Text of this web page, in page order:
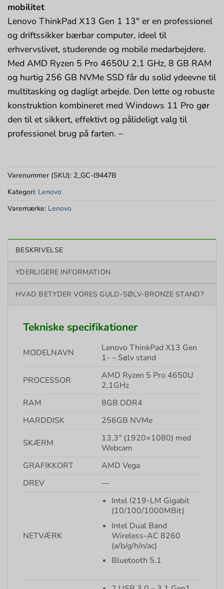
mobilitet
Lenovo ThinkPad X13 Gen 1 13″ er en professionel
og driftssikker bærbar computer, ideel til
erhvervslivet, studerende og mobile medarbejdere.
Med AMD Ryzen 5 Pro 4650U 2,1 GHz, 8 GB RAM
og hurtig 256 GB NVMe SSD får du solid ydeevne til
multitasking og dagligt arbejde. Den lette og robuste
konstruktion kombineret med Windows 11 Pro gør
den til et sikkert, effektivt og pålideligt valg til
professionel brug på farten. –
Varenummer (SKU): 2_GC-l9447B
Kategori: Lenovo
Varemærke: Lenovo
BESKRIVELSE
YDERLIGERE INFORMATION
HVAD BETYDER VORES GULD-SØLV-BRONZE STAND?
Tekniske specifikationer
MODELNAVN
Lenovo ThinkPad X13 Gen
1- – Sølv stand
PROCESSOR
AMD Ryzen 5 Pro 4650U
2,1GHz
RAM
8GB DDR4
HARDDISK
256GB NVMe
SKÆRM
13,3″ (1920×1080) med
Webcam
GRAFIKKORT
AMD Vega
DREV
—
NETVÆRK
Intel I219-LM Gigabit
(10/100/1000MBit)
Intel Dual Band
Wireless-AC 8260
(a/b/g/h/n/ac)
Bluetooth 5.1